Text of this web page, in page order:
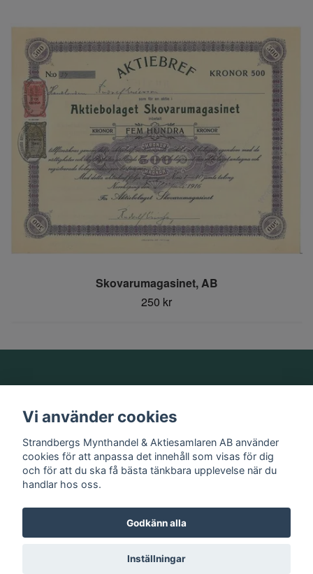
Skovarumagasinet, AB
250 kr
Information
Sociala medier
© 2026 Strandbergs Mynthandel & Aktiesamlaren AB
Vi använder cookies
Strandbergs Mynthandel & Aktiesamlaren AB använder
cookies för att anpassa det innehåll som visas för dig
och för att du ska få bästa tänkbara upplevelse när du
handlar hos oss.
Godkänn alla
Inställningar